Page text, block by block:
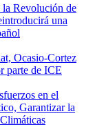
Revolución de
una
Ocasio-Cortez
parte de ICE
en el
Garantizar la